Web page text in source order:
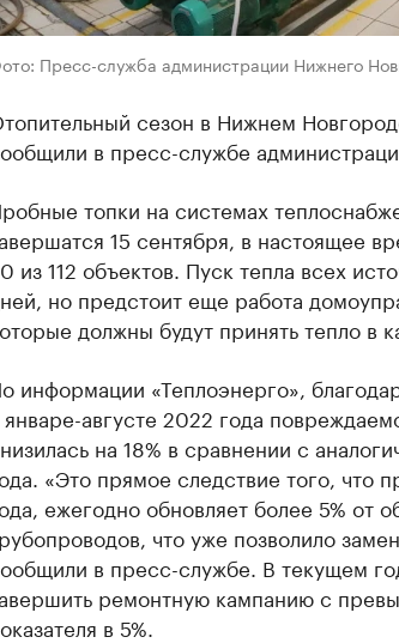
Пресс-служба администрации Нижнего
сезон в Нижнем
в пресс-службе
топки на системах
15 сентября, в настоящее
из 112 объектов. Пуск тепла всех
но предстоит еще работа
должны будут принять тепло в
информации «Теплоэнерго»,
январе-августе 2022 года
на 18% в сравнении с
«Это прямое следствие того, что
ежегодно обновляет более 5% от
что уже позволило
в пресс-службе. В текущем
ремонтную кампанию с
в 5%.